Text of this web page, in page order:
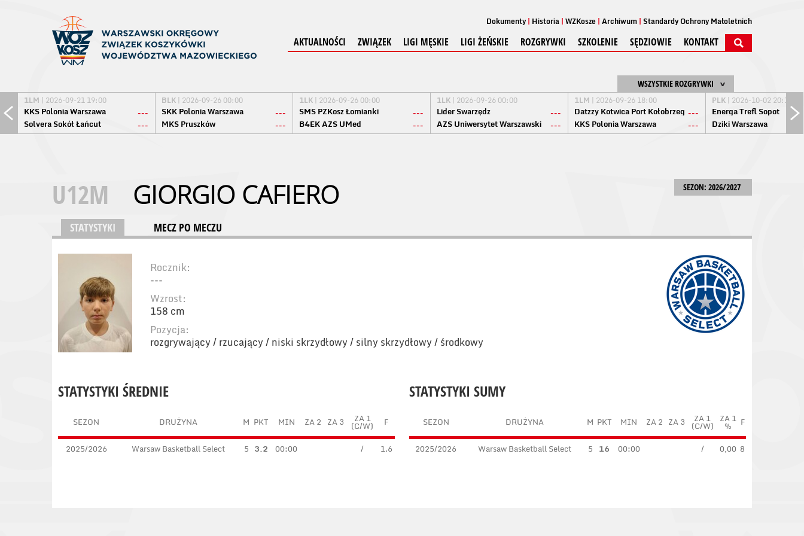
Dokumenty Historia WZKosze Archiwum Standardy Ochrony Małoletnich
AKTUALNOŚCI ZWIĄZEK LIGI MĘSKIE LIGI ŻEŃSKIE ROZGRYWKI SZKOLENIE SĘDZIOWIE KONTAKT
WSZYSTKIE ROZGRYWKI
1LM | 2026-09-21 19:00
KKS Polonia Warszawa
---
Solvera Sokół Łańcut
---
BLK | 2026-09-26 00:00
SKK Polonia Warszawa
---
MKS Pruszków
---
1LK | 2026-09-26 00:00
SMS PZKosz Łomianki
---
B4EK AZS UMed
---
1LK | 2026-09-26 00:00
Lider Swarzędz
---
AZS Uniwersytet Warszawski
---
1LM | 2026-09-26 18:00
Datzzy Kotwica Port Kołobrzeg ---
KKS Polonia Warszawa
---
PLK | 2026-10-02 20:15
Energa Trefl Sopot
Dziki Warszawa
SEZON: 2026/2027
U12M GIORGIO CAFIERO
STATYSTYKI MECZ PO MECZU
Rocznik:
---
Wzrost:
158 cm
Pozycja:
rozgrywający / rzucający / niski skrzydłowy / silny skrzydłowy / środkowy
STATYSTYKI SUMY
SEZON DRUŻYNA M PKT MIN ZA 2 ZA 3 ZA 1
(C/W)
ZA 1
% F
2025/2026 Warsaw Basketball Select 5 16 00:00 / 0,00 8
STATYSTYKI ŚREDNIE
SEZON DRUŻYNA M PKT MIN ZA 2 ZA 3 ZA 1
(C/W) F
2025/2026 Warsaw Basketball Select 5 3.2 00:00 / 1.6